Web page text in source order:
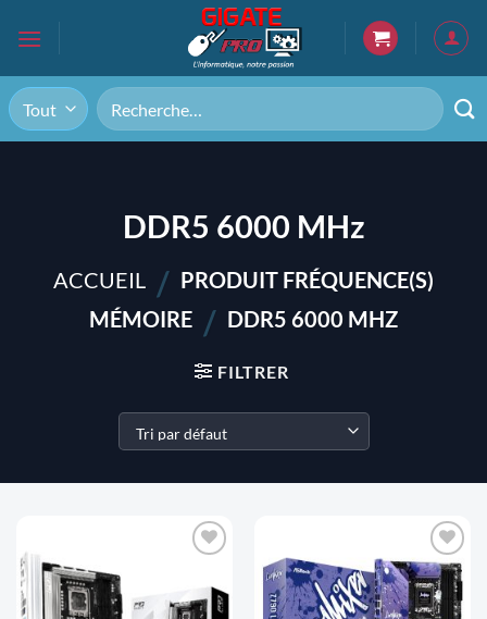
Recherche
pour :
DDR5 6000 MHz
ACCUEIL / PRODUIT FRÉQUENCE(S)
MÉMOIRE / DDR5 6000 MHZ
FILTRER
LISTE
AJOUTER
À LA
LISTE